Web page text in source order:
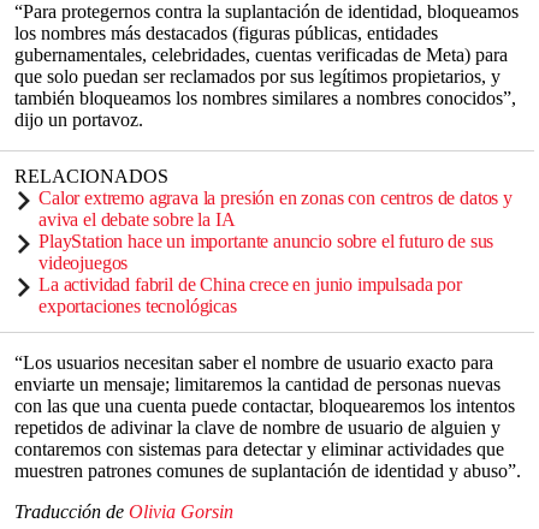
“Para protegernos contra la suplantación de identidad, bloqueamos
los nombres más destacados (figuras públicas, entidades
gubernamentales, celebridades, cuentas verificadas de Meta) para
que solo puedan ser reclamados por sus legítimos propietarios, y
también bloqueamos los nombres similares a nombres conocidos”,
dijo un portavoz.
RELACIONADOS
Calor extremo agrava la presión en zonas con centros de datos y
aviva el debate sobre la IA
PlayStation hace un importante anuncio sobre el futuro de sus
videojuegos
La actividad fabril de China crece en junio impulsada por
exportaciones tecnológicas
“Los usuarios necesitan saber el nombre de usuario exacto para
enviarte un mensaje; limitaremos la cantidad de personas nuevas
con las que una cuenta puede contactar, bloquearemos los intentos
repetidos de adivinar la clave de nombre de usuario de alguien y
contaremos con sistemas para detectar y eliminar actividades que
muestren patrones comunes de suplantación de identidad y abuso”.
Traducción de Olivia Gorsin